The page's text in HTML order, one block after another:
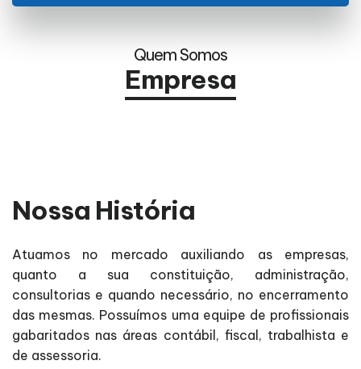
Quem Somos
Empresa
Nossa História
Atuamos no mercado auxiliando as empresas,
quanto a sua constituição, administração,
consultorias e quando necessário, no encerramento
das mesmas. Possuímos uma equipe de profissionais
gabaritados nas áreas contábil, fiscal, trabalhista e
de assessoria.